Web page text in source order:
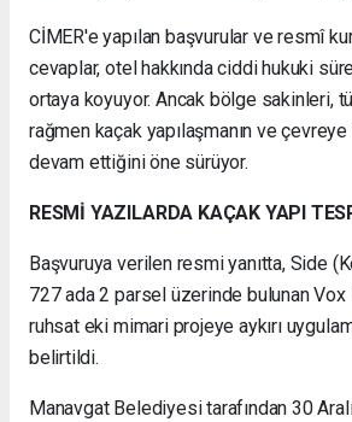
CİMER'e yapılan başvurular ve resmî
cevaplar, otel hakkında ciddi hukuki
ortaya koyuyor. Ancak bölge sakinleri,
rağmen kaçak yapılaşmanın ve
devam ettiğini öne sürüyor.
RESMİ YAZILARDA KAÇAK YAPI
Başvuruya verilen resmi yanıtta, Side
727 ada 2 parsel üzerinde bulunan
ruhsat eki mimari projeye aykırı
belirtildi.
Manavgat Belediyesi tarafından 30